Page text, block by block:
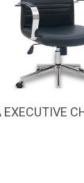
EXECUTIVE